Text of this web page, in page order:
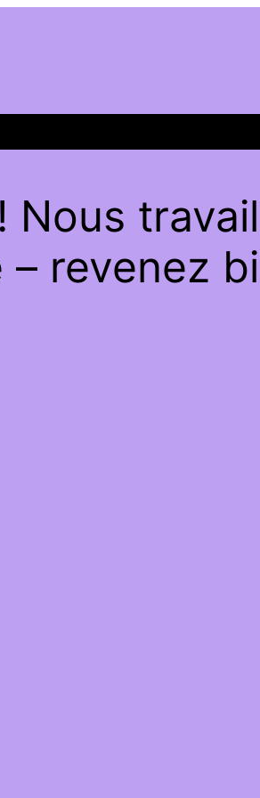
Nous
revenez